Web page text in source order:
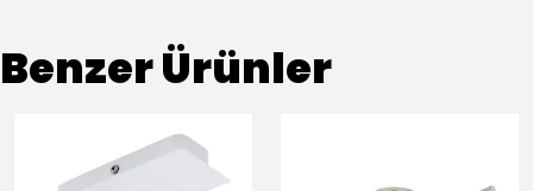
Benzer Ürünler